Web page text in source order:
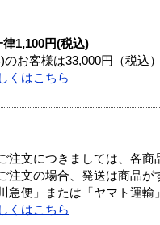
律1,100円(税込)
お客様は33,000円（税込
くはこちら
注文につきましては、各商
注文の場合、発送は商品が
急便」または「ヤマト運輸
くはこちら